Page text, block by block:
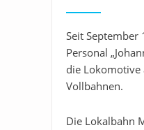
Seit
Personal
die Lokomotive
Vollbahnen.
Die Lokalbahn